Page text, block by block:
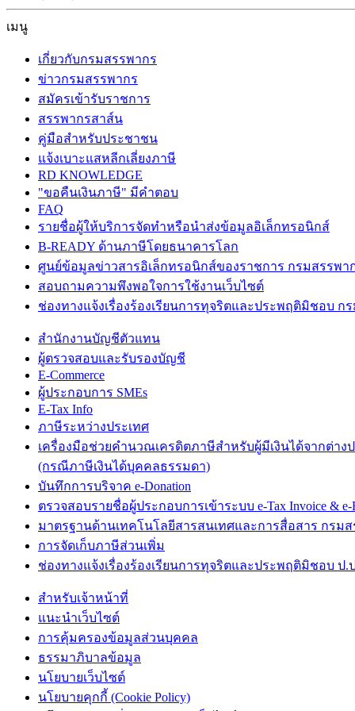
เมนู
เกี่ยวกับกรมสรรพากร
ข่าวกรมสรรพากร
สมัครเข้ารับราชการ
สรรพากรสาส์น
คู่มือสำหรับประชาชน
แจ้งเบาะแสหลีกเลี่ยงภาษี
RD KNOWLEDGE
"ขอคืนเงินภาษี" มีคำตอบ
FAQ
รายชื่อผู้ให้บริการจัดทำหรือนำส่งข้อมูลอิเล็กทรอนิกส์
B-READY ด้านภาษีโดยธนาคารโลก
ศูนย์ข้อมูลข่าวสารอิเล็กทรอนิกส์ของราชการ กรมสรรพา
สอบถามความพึงพอใจการใช้งานเว็บไซต์
ช่องทางแจ้งเรื่องร้องเรียนการทุจริตและประพฤติมิชอบ ก
สำนักงานบัญชีตัวแทน
ผู้ตรวจสอบและรับรองบัญชี
E-Commerce
ผู้ประกอบการ SMEs
E-Tax Info
ภาษีระหว่างประเทศ
เครื่องมือช่วยคำนวณเครดิตภาษีสำหรับผู้มีเงินได้จากต่าง
(กรณีภาษีเงินได้บุคคลธรรมดา)
บันทึกการบริจาค e-Donation
ตรวจสอบรายชื่อผู้ประกอบการเข้าระบบ e-Tax Invoice & e-
มาตรฐานด้านเทคโนโลยีสารสนเทศและการสื่อสาร กรมส
การจัดเก็บภาษีส่วนเพิ่ม
ช่องทางแจ้งเรื่องร้องเรียนการทุจริตและประพฤติมิชอบ ป.
สำหรับเจ้าหน้าที่
แนะนำเว็บไซต์
การคุ้มครองข้อมูลส่วนบุคคล
ธรรมาภิบาลข้อมูล
นโยบายเว็บไซต์
นโยบายคุกกี้ (Cookie Policy)